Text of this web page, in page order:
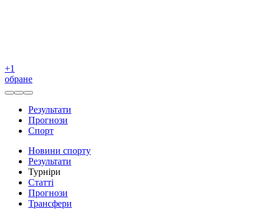
+1
обране
Результати
Прогнози
Спорт
Новини спорту
Результати
Турніри
Статті
Прогнози
Трансфери